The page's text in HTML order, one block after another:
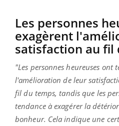
Les personnes
exagèrent
satisfaction au fil
"Les personnes heureuses ont
l'amélioration de leur
fil du temps, tandis que les
tendance à exagérer la
bonheur. Cela indique une